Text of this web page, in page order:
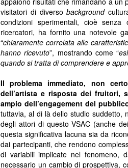
visitatori di diversobackground
condizioni sperimentali, cioè
ricercatori, ha fornito una notevole
“chiaramente correlata alle
hanno ricevuto”, mostrando come “
quando si tratta di comprendere e
Il problema immediato, non
dell’artista e risposta dei fruitori,
ampio dell’engagement del
tuttavia, al di là dello studio suddetto,
degli attori di questo VSAC (anche
questa significativa lacuna sia da
dai partecipanti, che rendono
di variabili implicate nel fenomeno,
necessario un cambio di prospettiva,